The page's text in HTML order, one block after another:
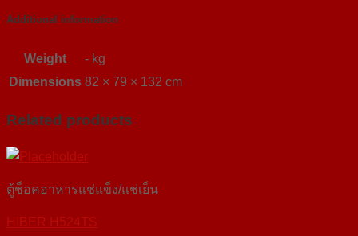
Additional information
Weight
- kg
Dimensions 82 × 79 × 132 cm
Related products
ตู้ช็อคอาหารแช่แข็ง/แช่เย็น
HIBER H524TS